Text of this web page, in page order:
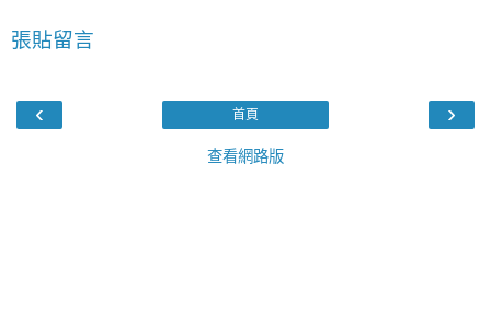
張貼留言
‹ ›
首頁
查看網路版